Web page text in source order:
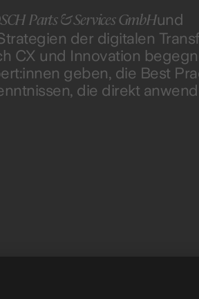
Parts & Services GmbHund
der digitalen
CX und Innovation
geben, die Best
die direkt